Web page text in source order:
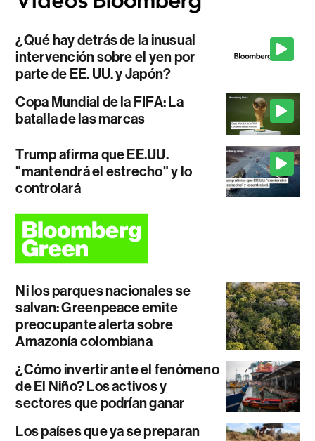
¿Qué hay detrás de la inusual
intervención sobre el yen por
parte de EE. UU. y Japón?
Copa Mundial de la FIFA: La
batalla de las marcas
Trump afirma que EE.UU.
"mantendrá el estrecho" y lo
controlará
Ni los parques nacionales se
salvan: Greenpeace emite
preocupante alerta sobre
Amazonía colombiana
¿Cómo invertir ante el fenómeno
de El Niño? Los activos y
sectores que podrían ganar
Los países que ya se preparan